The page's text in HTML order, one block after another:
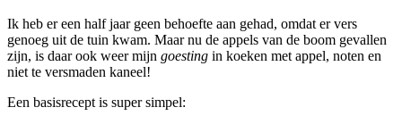
Ik heb er een half jaar geen behoefte aan gehad, omdat er vers
genoeg uit de tuin kwam. Maar nu de appels van de boom gevallen
zijn, is daar ook weer mijn goesting in koeken met appel, noten en
niet te versmaden kaneel!
Een basisrecept is super simpel: